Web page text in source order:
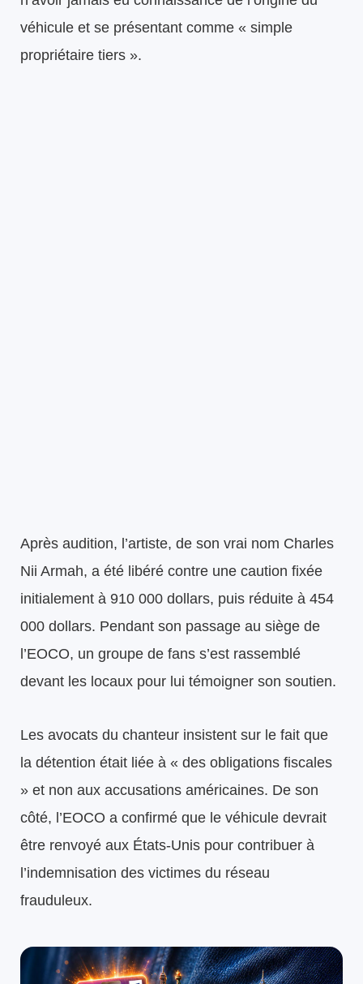
véhicule et se présentant comme « simple
propriétaire tiers ».
Après audition, l’artiste, de son vrai nom Charles
Nii Armah, a été libéré contre une caution fixée
initialement à 910 000 dollars, puis réduite à 454
000 dollars. Pendant son passage au siège de
l’EOCO, un groupe de fans s’est rassemblé
devant les locaux pour lui témoigner son soutien.
Les avocats du chanteur insistent sur le fait que
la détention était liée à « des obligations fiscales
» et non aux accusations américaines. De son
côté, l’EOCO a confirmé que le véhicule devrait
être renvoyé aux États-Unis pour contribuer à
l’indemnisation des victimes du réseau
frauduleux.